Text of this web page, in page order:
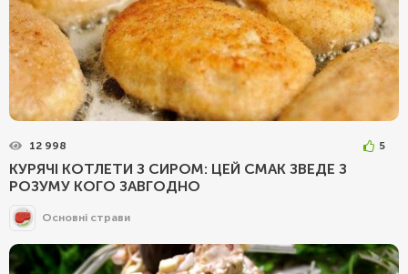
12 998 5
КУРЯЧІ КОТЛЕТИ З СИРОМ: ЦЕЙ СМАК ЗВЕДЕ З
РОЗУМУ КОГО ЗАВГОДНО
Основні страви